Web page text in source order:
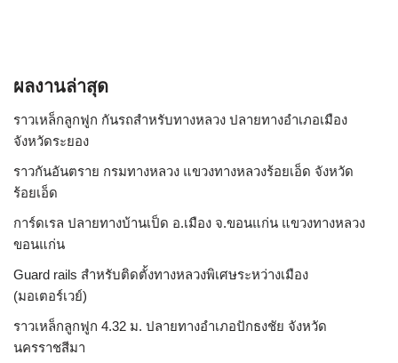
ผลงานล่าสุด
ราวเหล็กลูกฟูก กันรถสําหรับทางหลวง ปลายทางอำเภอเมือง
จังหวัดระยอง
ราวกันอันตราย กรมทางหลวง แขวงทางหลวงร้อยเอ็ด จังหวัด
ร้อยเอ็ด
การ์ดเรล ปลายทางบ้านเป็ด อ.เมือง จ.ขอนแก่น แขวงทางหลวง
ขอนแก่น
Guard rails สำหรับติดตั้งทางหลวงพิเศษระหว่างเมือง
(มอเตอร์เวย์)
ราวเหล็กลูกฟูก 4.32 ม. ปลายทางอำเภอปักธงชัย จังหวัด
นครราชสีมา